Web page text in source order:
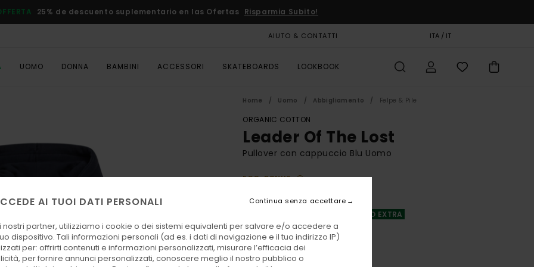
25% de descuento suplementario en las Ofertas Risparmia Subito!
AIUTO & CONTATTI ITA / IT
UOMO DONNA BAMBINI ACCESSORI SKATEBOARDS LOOKBOOK
Home Uomo Abbigliamento Felpe & Pile
ORGANIC COTTON
Leader Of The Lost
Pullover con cappuccio Blu Uomo
ECO-BONUS
75,00 €
DOPPIA OFFERTA 25% DI SCONTO EXTRA
ColoriEclipse Navy
AI TUOI DATI PERSONALI
partner, utilizziamo i cookie o dei sistemi equivalenti per salvare e/o accedere a
dispositivo. Tali informazioni personali (ad es. i dati di navigazione e il tuo indirizzo IP)
per: offrirti contenuti e informazioni personalizzati, misurare l’efficacia dei
per fornire annunci personalizzati, conoscere meglio il nostro pubblico o
Continua senza accettare